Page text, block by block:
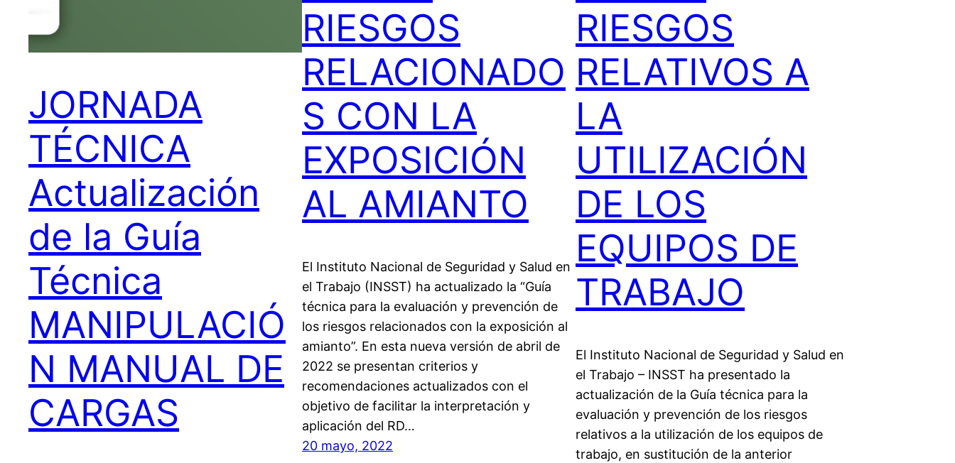
JORNADA
TÉCNICA
Actualización
de la Guía
Técnica
MANIPULACIÓ
N MANUAL DE
CARGAS
RIESGOS
RELACIONADO
S CON LA
EXPOSICIÓN
AL AMIANTO
El Instituto Nacional de Seguridad y Salud en
el Trabajo (INSST) ha actualizado la “Guía
técnica para la evaluación y prevención de
los riesgos relacionados con la exposición al
amianto”. En esta nueva versión de abril de
2022 se presentan criterios y
recomendaciones actualizados con el
objetivo de facilitar la interpretación y
aplicación del RD…
20 mayo, 2022
RIESGOS
RELATIVOS A
LA
UTILIZACIÓN
DE LOS
EQUIPOS DE
TRABAJO
El Instituto Nacional de Seguridad y Salud en
el Trabajo – INSST ha presentado la
actualización de la Guía técnica para la
evaluación y prevención de los riesgos
relativos a la utilización de los equipos de
trabajo, en sustitución de la anterior